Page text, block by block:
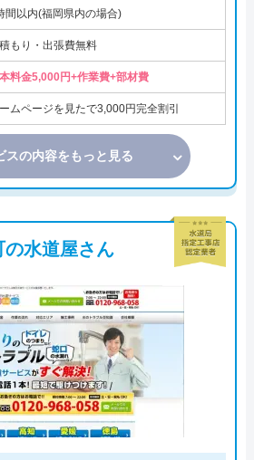
間以内(福岡県内の場合)
もり・出張費無料
料金5,000円+作業費+部材費
ムページを見たで3,000円完全割引
スの内容をもっと見る
の水道屋さん